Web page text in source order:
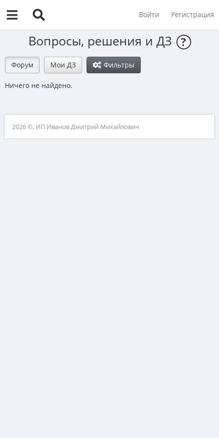
Войти Регистрация
Вопросы, решения и ДЗ ?
Форум Мои ДЗ Фильтры
Ничего не найдено.
2026 ©, ИП Иванов Дмитрий Михайлович